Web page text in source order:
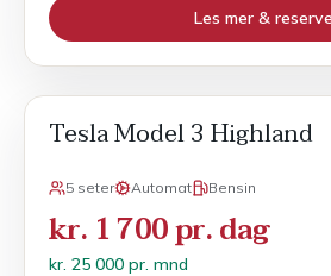
Les mer &
Tesla Model 3 Highland
5 seter Automat Bensin
kr. 1 700 pr. dag
kr. 25 000 pr. mnd